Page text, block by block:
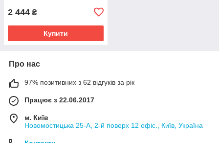
2 444 ₴
Купити
Про нас
97% позитивних з 62 відгуків за рік
Працює з 22.06.2017
м. Київ
Новомостицька 25-А, 2-й поверх 12 офіс., Київ, Україна